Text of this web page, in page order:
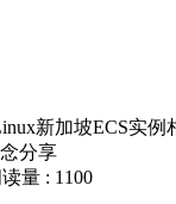
新加坡ECS实
分享
量 : 1100